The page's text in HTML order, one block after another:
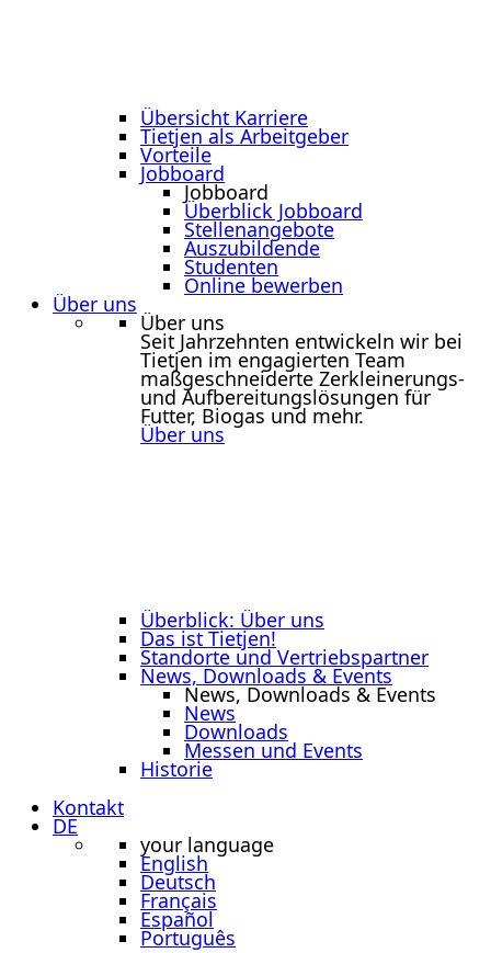
Übersicht Karriere
Tietjen als Arbeitgeber
Vorteile
Jobboard
Jobboard
Überblick Jobboard
Stellenangebote
Auszubildende
Studenten
Online bewerben
Über uns
Über uns
Seit Jahrzehnten entwickeln wir bei
Tietjen im engagierten Team
maßgeschneiderte Zerkleinerungs-
und Aufbereitungslösungen für
Futter, Biogas und mehr.
Über uns
Überblick: Über uns
Das ist Tietjen!
Standorte und Vertriebspartner
News, Downloads & Events
News, Downloads & Events
News
Downloads
Messen und Events
Historie
Kontakt
DE
your language
English
Deutsch
Français
Español
Português